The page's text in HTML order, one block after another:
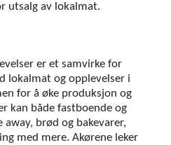
utsalg av lokalmat.
er et samvirke for
lokalmat og opplevelser i
for å øke produksjon og
kan både fastboende og
brød og bakevarer,
med mere. Akørene leker